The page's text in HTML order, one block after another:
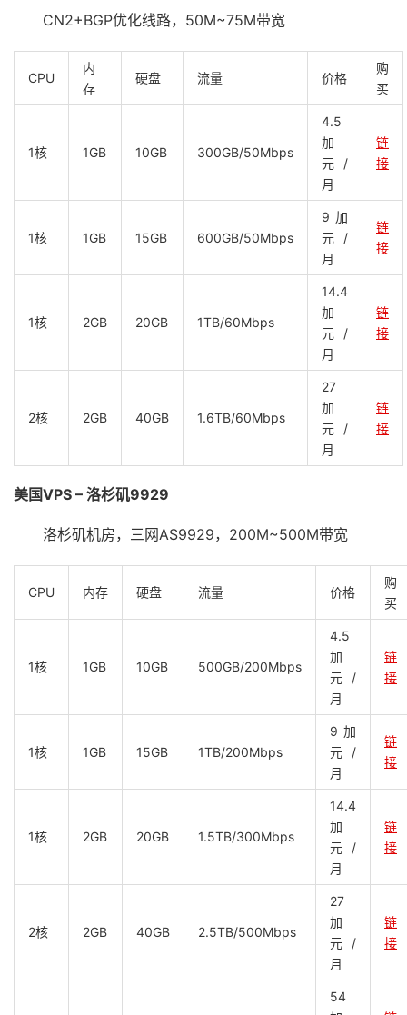
CN2+BGP优化线路，50M~75M带宽
CPU
内
存
硬盘 流量 价格
购
买
1核 1GB 10GB 300GB/50Mbps
4.5
加
元/
月
链
接
1核 1GB 15GB 600GB/50Mbps
9加
元/
月
链
接
1核 2GB 20GB 1TB/60Mbps
14.4
加
元/
月
链
接
2核 2GB 40GB 1.6TB/60Mbps
27
加
元/
月
链
接
美国VPS – 洛杉矶9929
洛杉矶机房，三网AS9929，200M~500M带宽
CPU 内存 硬盘 流量 价格
购
买
1核 1GB 10GB 500GB/200Mbps
4.5
加
元/
月
链
接
1核 1GB 15GB 1TB/200Mbps
9加
元/
月
链
接
1核 2GB 20GB 1.5TB/300Mbps
14.4
加
元/
月
链
接
2核 2GB 40GB 2.5TB/500Mbps
27
加
元/
月
链
接
54